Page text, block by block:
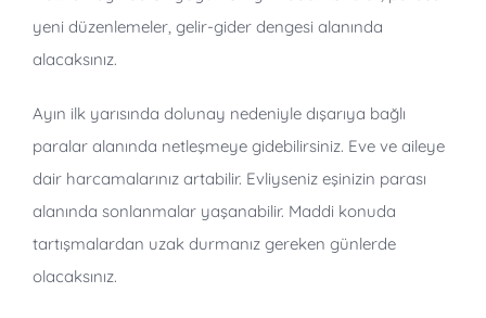
yeni düzenlemeler, gelir-gider dengesi alanında
alacaksınız.
Ayın ilk yarısında dolunay nedeniyle dışarıya bağlı
paralar alanında netleşmeye gidebilirsiniz. Eve ve aileye
dair harcamalarınız artabilir. Evliyseniz eşinizin parası
alanında sonlanmalar yaşanabilir. Maddi konuda
tartışmalardan uzak durmanız gereken günlerde
olacaksınız.